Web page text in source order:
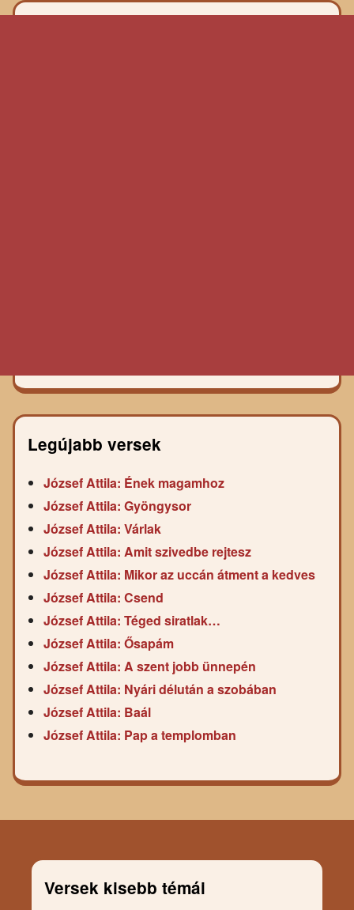
Legújabb versek
József Attila: Ének magamhoz
József Attila: Gyöngysor
József Attila: Várlak
József Attila: Amit szivedbe rejtesz
József Attila: Mikor az uccán átment a kedves
József Attila: Csend
József Attila: Téged siratlak…
József Attila: Ősapám
József Attila: A szent jobb ünnepén
József Attila: Nyári délután a szobában
József Attila: Baál
József Attila: Pap a templomban
Versek kisebb témái